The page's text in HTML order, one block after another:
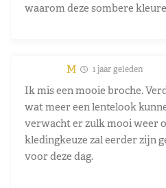
waarom deze sombere
M 1 jaar geleden
Ik mis een mooie broche.
wat meer een lentelook
verwacht er zulk mooi weer
kledingkeuze zal eerder zijn
voor deze dag.